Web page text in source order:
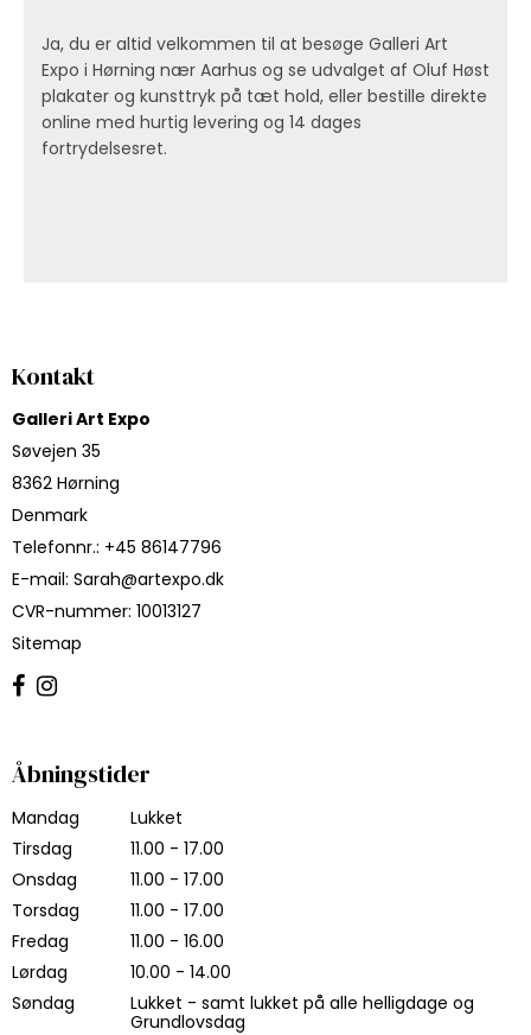
Ja, du er altid velkommen til at besøge Galleri Art
Expo i Hørning nær Aarhus og se udvalget af Oluf Høst
plakater og kunsttryk på tæt hold, eller bestille direkte
online med hurtig levering og 14 dages
fortrydelsesret.
Kontakt
Galleri Art Expo
Søvejen 35
8362 Hørning
Denmark
Telefonnr.: +45 86147796
E-mail: Sarah@artexpo.dk
CVR-nummer: 10013127
Sitemap
Åbningstider
Mandag
Lukket
Tirsdag
11.00 - 17.00
Onsdag
11.00 - 17.00
Torsdag
11.00 - 17.00
Fredag
11.00 - 16.00
Lørdag
10.00 - 14.00
Søndag
Lukket - samt lukket på alle helligdage og
Grundlovsdag